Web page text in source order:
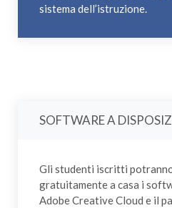
sistema dell’istruzione.
SOFTWARE A
Gli studenti iscritti
gratuitamente a casa i
Adobe Creative Cloud e il